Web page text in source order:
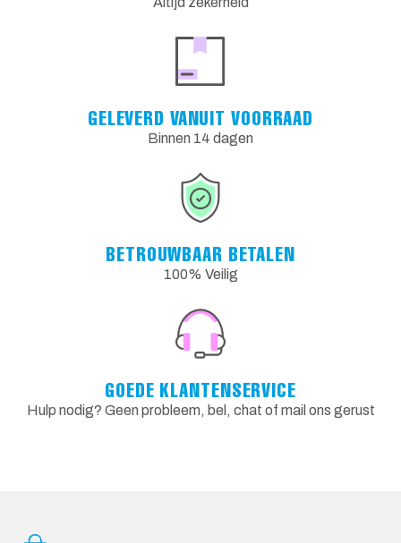
GELEVERD VANUIT VOORRAAD
Binnen 14 dagen
BETROUWBAAR BETALEN
100% Veilig
GOEDE KLANTENSERVICE
Hulp nodig? Geen probleem, bel, chat of mail ons gerust